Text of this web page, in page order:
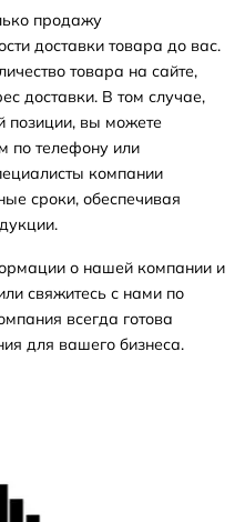
продажу
доставки товара до вас.
товара на сайте,
доставки. В том случае,
позиции, вы можете
по телефону или
компании
сроки, обеспечивая
о нашей компании и
свяжитесь с нами по
всегда готова
для вашего бизнеса.